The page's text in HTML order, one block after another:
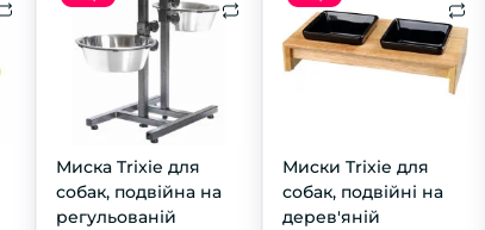
Миска Trixie для
собак, подвійна на
регульованій
Миски Trixie для
собак, подвійні на
дерев'яній